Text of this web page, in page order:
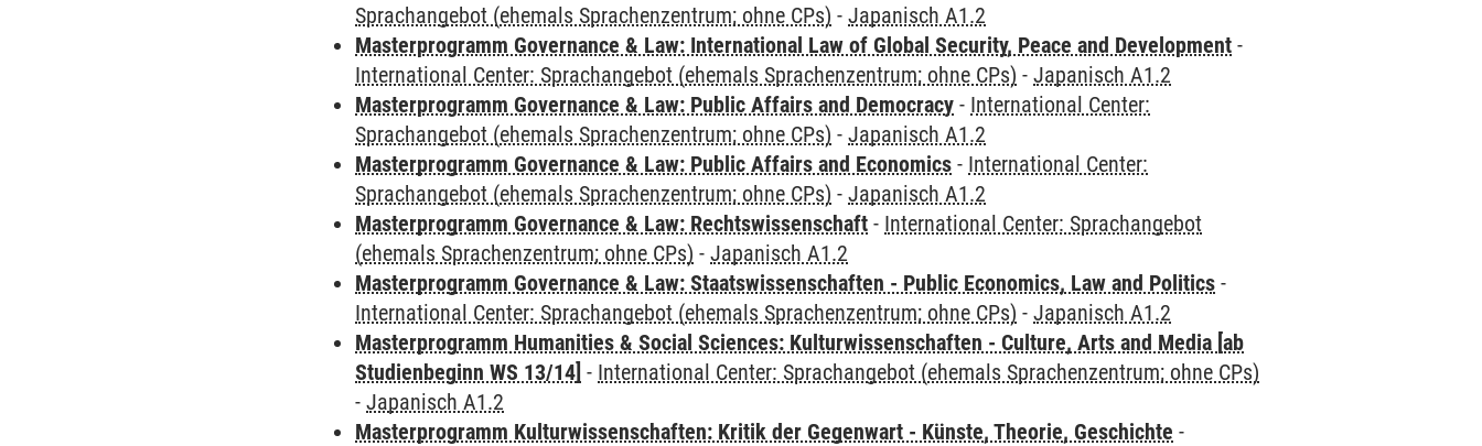
Sprachangebot (ehemals Sprachenzentrum; ohne CPs) -Japanisch A1.2
Masterprogramm Governance & Law: International Law of Global Security, Peace and Development -
International Center: Sprachangebot (ehemals Sprachenzentrum; ohne CPs) -Japanisch A1.2
Masterprogramm Governance & Law: Public Affairs and Democracy - International Center:
Sprachangebot (ehemals Sprachenzentrum; ohne CPs) -Japanisch A1.2
Masterprogramm Governance & Law: Public Affairs and Economics - International Center:
Sprachangebot (ehemals Sprachenzentrum; ohne CPs) -Japanisch A1.2
Masterprogramm Governance & Law: Rechtswissenschaft - International Center: Sprachangebot
(ehemals Sprachenzentrum; ohne CPs) -Japanisch A1.2
Masterprogramm Governance & Law: Staatswissenschaften - Public Economics, Law and Politics -
International Center: Sprachangebot (ehemals Sprachenzentrum; ohne CPs) -Japanisch A1.2
Masterprogramm Humanities & Social Sciences: Kulturwissenschaften - Culture, Arts and Media [ab
Studienbeginn WS 13/14] - International Center: Sprachangebot (ehemals Sprachenzentrum; ohne CPs)
-Japanisch A1.2
Masterprogramm Kulturwissenschaften: Kritik der Gegenwart - Künste, Theorie, Geschichte -